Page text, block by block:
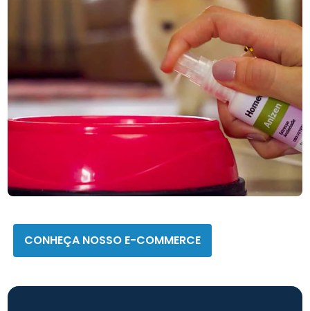
CONHEÇA NOSSO E-COMMERCE
CONHEÇA NOSSO E-COMMERCE